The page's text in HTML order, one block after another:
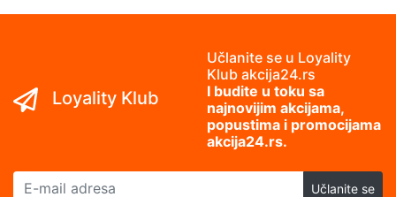
Loyality Klub
Učlanite se u Loyality
Klub akcija24.rs
I budite u toku sa
najnovijim akcijama,
popustima i promocijama
akcija24.rs.
E-mail adresa
Učlanite se